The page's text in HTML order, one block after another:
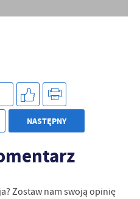
NASTĘPNY
Zostaw nam swoją opinię
komunikatów mediów